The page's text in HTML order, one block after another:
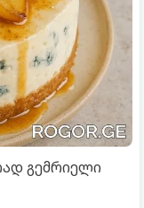
გემრიელი